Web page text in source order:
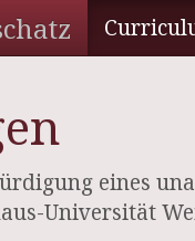
eines
Universität